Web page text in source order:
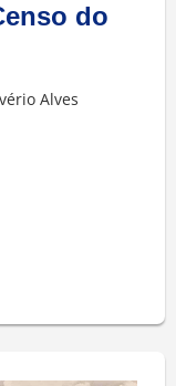
do
Alves